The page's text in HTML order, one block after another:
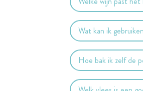
Wat kan ik
Hoe bak ik zelf de